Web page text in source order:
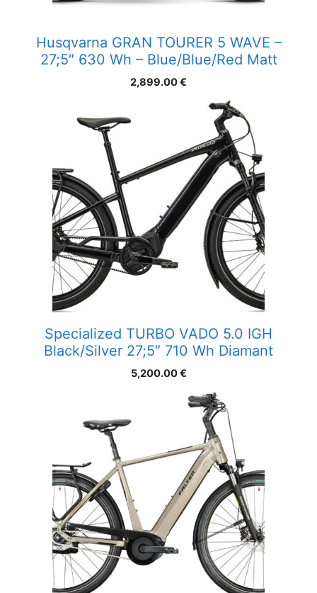
Husqvarna GRAN TOURER 5 WAVE –
27;5″ 630 Wh – Blue/Blue/Red Matt
2,899.00€
Specialized TURBO VADO 5.0 IGH
Black/Silver 27;5″ 710 Wh Diamant
5,200.00€